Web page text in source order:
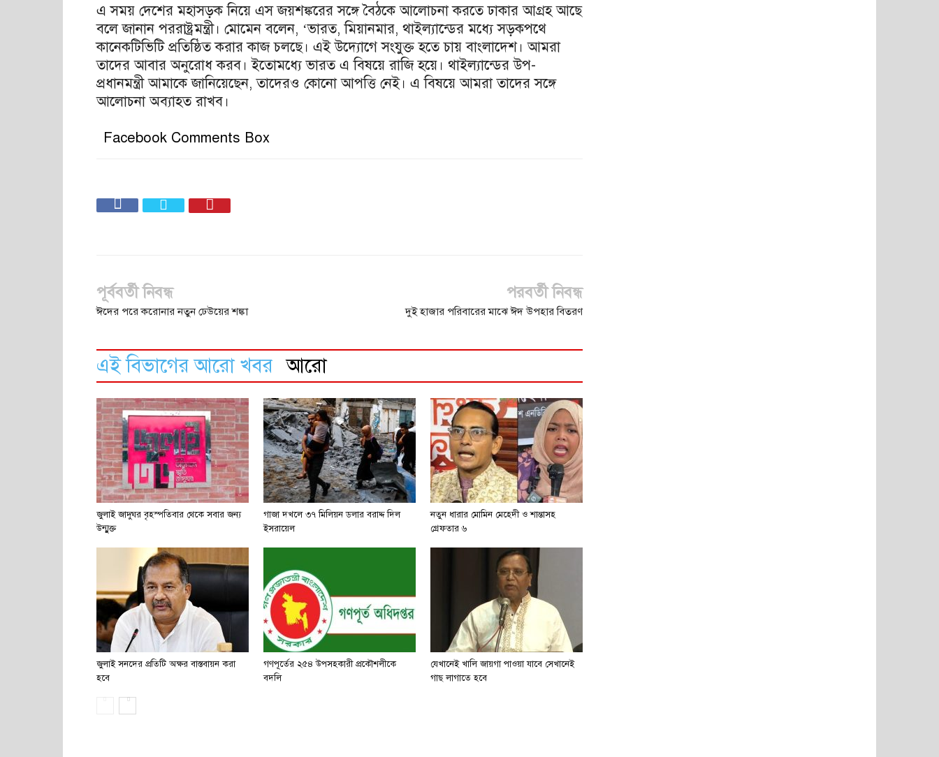
এ সময় দেশের মহাসড়ক নিয়ে এস জয়শঙ্করের সঙ্গে বৈঠকে আলোচনা করতে ঢাকার আগ্রহ আছে
বলে জানান পররাষ্ট্রমন্ত্রী। মোমেন বলেন, ‘ভারত, মিয়ানমার, থাইল্যান্ডের মধ্যে সড়কপথে
কানেকটিভিটি প্রতিষ্ঠিত করার কাজ চলছে। এই উদ্যোগে সংযুক্ত হতে চায় বাংলাদেশ। আমরা
তাদের আবার অনুরোধ করব। ইতোমধ্যে ভারত এ বিষয়ে রাজি হয়ে। থাইল্যান্ডের উপ-
প্রধানমন্ত্রী আমাকে জানিয়েছেন, তাদেরও কোনো আপত্তি নেই। এ বিষয়ে আমরা তাদের সঙ্গে
আলোচনা অব্যাহত রাখব।
Facebook Comments Box
পূর্ববর্তী নিবন্ধ
ঈদের পরে করোনার নতুন ঢেউয়ের শঙ্কা
পরবর্তী নিবন্ধ
দুই হাজার পরিবারের মাঝে ঈদ উপহার বিতরণ
এই বিভাগের আরো খবর আরো
জুলাই জাদুঘর বৃহস্পতিবার থেকে সবার জন্য
উন্মুক্ত
গাজা দখলে ৩৭ মিলিয়ন ডলার বরাদ্দ দিল
ইসরায়েল
নতুন ধারার মোমিন মেহেদী ও শান্তাসহ
গ্রেফতার ৬
জুলাই সনদের প্রতিটি অক্ষর বাস্তবায়ন করা
হবে
গণপূর্তের ২৫৪ উপসহকারী প্রকৌশলীকে
বদলি
যেখানেই খালি জায়গা পাওয়া যাবে সেখানেই
গাছ লাগাতে হবে